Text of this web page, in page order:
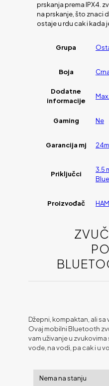
prskanja prema IPX4.
na prskanje, što znaci
ostaje u rdu cak i kada
Grupa
Boja
Dodatne
informacije
Gaming Ne
Garancija mj 24m
Priključci
3.5
Proizvođač
Džepni, kompaktan, ali sa
Ovaj mobilni Bluetooth
vam uživanje u
vode, na vodi, pa cak i u
Nema na stanju